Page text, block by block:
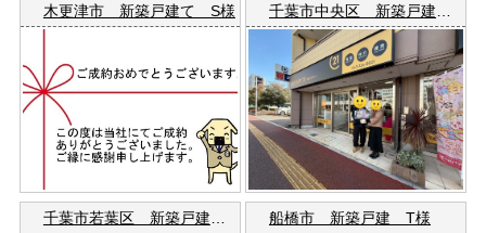
木更津市 新築戸建て S様
千葉市若葉区 新築戸建 S様 船橋市 新築戸建 T様